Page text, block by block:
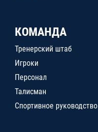
КОМАНДА
Тренерский штаб
Игроки
Персонал
Талисман
Спортивное руководство